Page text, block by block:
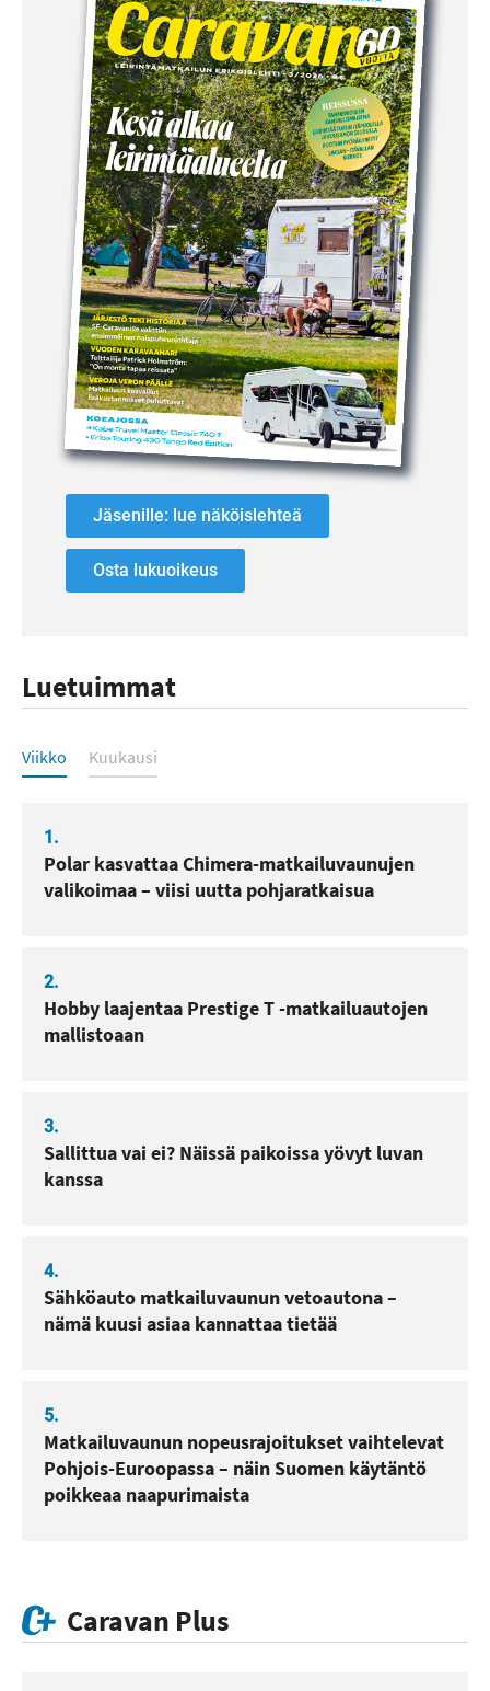
Jäsenille: lue näköislehteä
Osta lukuoikeus
Luetuimmat
Luetuimmat
Viikko Kuukausi
1.
Polar kasvattaa Chimera-matkailuvaunujen
valikoimaa – viisi uutta pohjaratkaisua
2.
Hobby laajentaa Prestige T -matkailuautojen
mallistoaan
3.
Sallittua vai ei? Näissä paikoissa yövyt luvan
kanssa
4.
Sähköauto matkailuvaunun vetoautona –
nämä kuusi asiaa kannattaa tietää
5.
Matkailuvaunun nopeusrajoitukset vaihtelevat
Pohjois-Euroopassa – näin Suomen käytäntö
poikkeaa naapurimaista
Caravan Plus